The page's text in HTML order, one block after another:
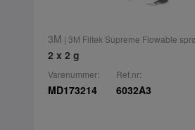
3M | 3M Filtek Supreme Flowable
2 x 2 g
Varenummer:
MD173214
Ref.nr:
6032A3